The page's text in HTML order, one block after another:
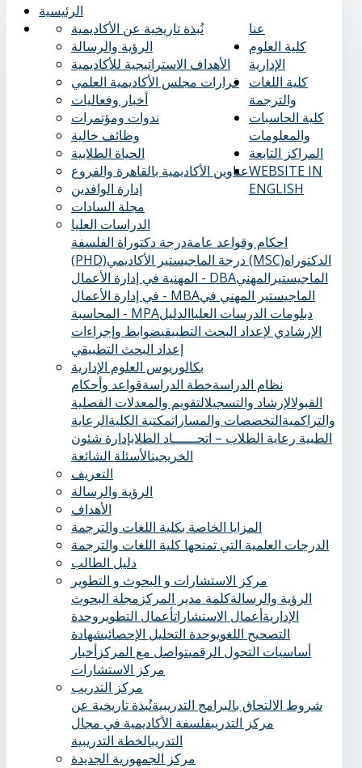
الرئيسية
عنا
نُبذة تاريخية عن الأكاديمية
الرؤية والرسالة
الأهداف الاستراتيجية للأكاديمية
قرارات مجلس الأكاديمية العلمي
أخبار وفعاليات
ندوات ومؤتمرات
وظائف خالية
الحياة الطلابية
عناوين الأكاديمية بالقاهرة والفروع
إدارة الوافدين
كلية العلوم
الإدارية
مجلة السادات
الدراسات العليا
احكام وقواعد عامةدرجة دكتوراة الفلسفة
(PHD)
درجة الماجيستير الأكاديمي (MSC)الدكتوراه
المهنية في إدارة الأعمال - DBAالماجيستيرالمهني
في إدارة الأعمال - MBAالماجيستير المهني في
المحاسبة - MPA
دبلومات الدرسات العلياالدليل
الإرشادي لإعداد البحث التطبيقيضوابط وإجراءات
إعداد البحث التطبيقي
بكالوريوس العلوم الإدارية
نظام الدراسةخطة الدراسةقواعد وأحكام
القبولالإرشاد والتسجيلالتقويم والمعدلات الفصلية
والتراكميةالتخصصات والمساراتمكتبة الكليةالرعاية
الطبية ‏ رعاية الطلاب – اتحــــــاد الطلابإدارة شئون
الخريجينالأسئلة الشائعة
كلية اللغات
والترجمة
التعريف
الرؤية والرسالة
الأهداف
المزايا الخاصة بكلية اللغات والترجمة
الدرجات العلمية التي تمنحها كلية اللغات والترجمة
دليل الطالب
كلية الحاسبات
والمعلومات
المراكز التابعة
مركز الاستشارات و البحوث و التطوير
الرؤية والرسالةكلمة مدير المركز مجلة البحوث
الإداريةأعمال الاستشاراتأعمال التطوير وحدة
التصحيح اللغويوحدة التحليل الإحصائيشهادة
أساسيات التحول الرقميتواصل مع المركزأخبار
مركز الاستشارات
مركز التدريب
شروط الالتحاق بالبرامج التدريبيةنُبذة تاريخية عن
مركز التدريبفلسفة الأكاديمية في مجال
التدريبالخطة التدريبية
مركز الجمهورية الجديدة
WEBSITE IN
ENGLISH